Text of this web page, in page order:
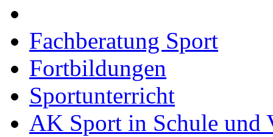
Fachberatung Sport
Fortbildungen
Sportunterricht
AK Sport in Schule und